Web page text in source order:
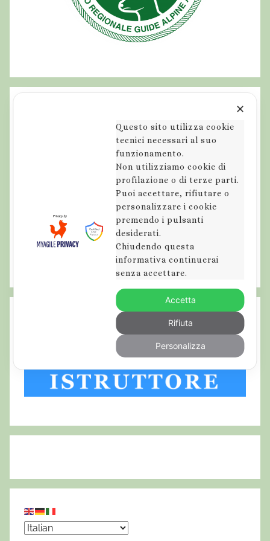
✕
Questo sito utilizza cookie
tecnici necessari al suo
funzionamento.
Non utilizziamo cookie di
profilazione o di terze parti.
Puoi accettare, rifiutare o
personalizzare i cookie
premendo i pulsanti
desiderati.
Chiudendo questa
informativa continuerai
senza accettare.
Accetta
Rifiuta
Personalizza